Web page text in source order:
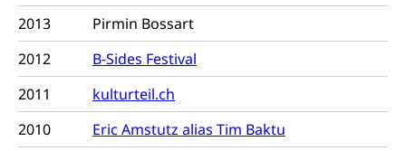
2013
Pirmin Bossart
2012
B-Sides Festival
2011
kulturteil.ch
2010
Eric Amstutz alias Tim Baktu
regionale Erschöpfung, nationale Erschöpfung,
internationale Erschöpfung, Preisabsprache, Kartell,
Cassis-deDijon-Prinzip
Lebensmittelkontrolle und
Verbraucherschutz
Krankenversicherung
Unfallversicherung, Berufsunfallversicherung,
Krankheit, Unfall, Prämienverbilligung,